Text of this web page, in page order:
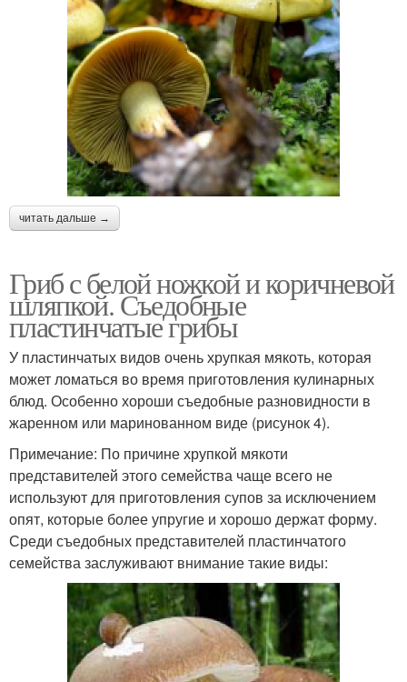
читать дальше →
Гриб с белой ножкой и коричневой
шляпкой. Съедобные
пластинчатые грибы
У пластинчатых видов очень хрупкая мякоть, которая
может ломаться во время приготовления кулинарных
блюд. Особенно хороши съедобные разновидности в
жаренном или маринованном виде (рисунок 4).
Примечание: По причине хрупкой мякоти
представителей этого семейства чаще всего не
используют для приготовления супов за исключением
опят, которые более упругие и хорошо держат форму.
Среди съедобных представителей пластинчатого
семейства заслуживают внимание такие виды: